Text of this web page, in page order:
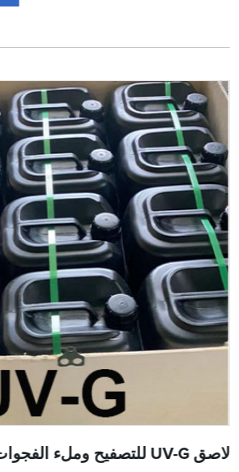
لاصق UV-G للتصفيح وملء الفجوات